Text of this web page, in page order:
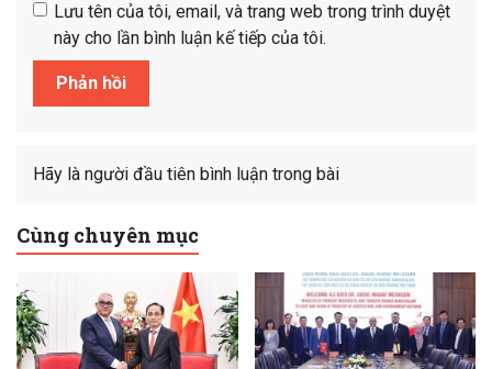
Lưu tên của tôi, email, và trang web trong trình duyệt
này cho lần bình luận kế tiếp của tôi.
Hãy là người đầu tiên bình luận trong bài
Cùng chuyên mục